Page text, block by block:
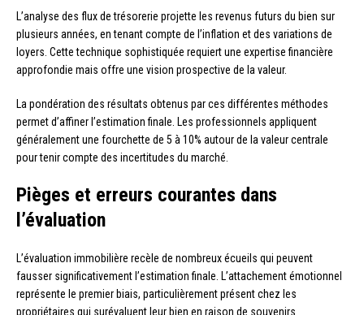
L’analyse des flux de trésorerie projette les revenus futurs du bien sur
plusieurs années, en tenant compte de l’inflation et des variations de
loyers. Cette technique sophistiquée requiert une expertise financière
approfondie mais offre une vision prospective de la valeur.
La pondération des résultats obtenus par ces différentes méthodes
permet d’affiner l’estimation finale. Les professionnels appliquent
généralement une fourchette de 5 à 10% autour de la valeur centrale
pour tenir compte des incertitudes du marché.
Pièges et erreurs courantes dans
l’évaluation
L’évaluation immobilière recèle de nombreux écueils qui peuvent
fausser significativement l’estimation finale. L’attachement émotionnel
représente le premier biais, particulièrement présent chez les
propriétaires qui surévaluent leur bien en raison de souvenirs